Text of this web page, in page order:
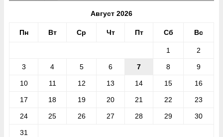
Август 2026
Пн Вт Ср Чт Пт Сб Вс
1 2
3 4 5 6 7 8 9
10 11 12 13 14 15 16
17 18 19 20 21 22 23
24 25 26 27 28 29 30
31